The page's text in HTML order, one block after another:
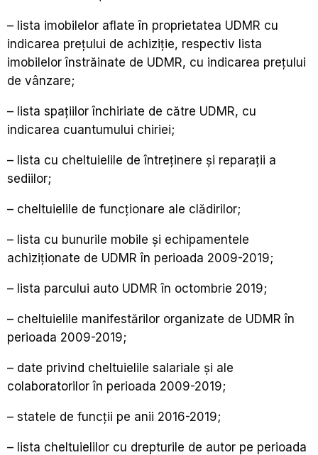
– lista imobilelor aflate în proprietatea UDMR cu
indicarea prețului de achiziție, respectiv lista
imobilelor înstrăinate de UDMR, cu indicarea prețului
de vânzare;
– lista spațiilor închiriate de către UDMR, cu
indicarea cuantumului chiriei;
– lista cu cheltuielile de întreținere și reparații a
sediilor;
– cheltuielile de funcționare ale clădirilor;
– lista cu bunurile mobile și echipamentele
achiziționate de UDMR în perioada 2009-2019;
– lista parcului auto UDMR în octombrie 2019;
– cheltuielile manifestărilor organizate de UDMR în
perioada 2009-2019;
– date privind cheltuielile salariale și ale
colaboratorilor în perioada 2009-2019;
– statele de funcții pe anii 2016-2019;
– lista cheltuielilor cu drepturile de autor pe perioada